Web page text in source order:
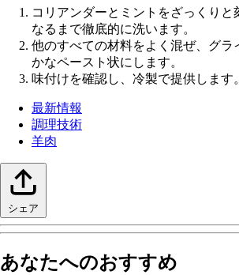
コリアンダーとミントをざっくりと
なるまで徹底的に洗います。
他のすべての材料をよく混ぜ、グラ
かなペースト状にします。
味付けを確認し、冷製で提供します。
最新情報
調理技術
羊肉
シェア
あなたへのおすすめ